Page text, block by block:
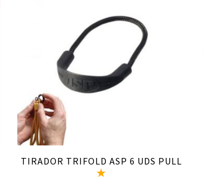
TIRADOR TRIFOLD ASP 6 UDS PULL